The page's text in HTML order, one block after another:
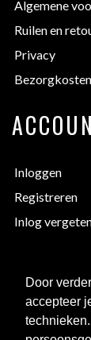
Door
accepteer
Algemene
Ruilen en
Privacy
Bezorgkosten
Inloggen
Registreren
Inlog
Bedrukken